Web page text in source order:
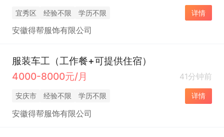
宜秀区 经验不限 学历不限 详情
安徽得帮服饰有限公司
服装车工（工作餐+可提供住宿）
4000-8000元/月
41分钟前
安庆市 经验不限 学历不限 详情
安徽得帮服饰有限公司